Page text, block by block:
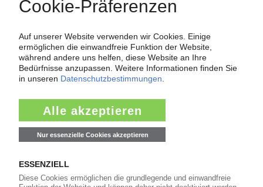
811
Veranstaltungen
42
Interviews
16
In eigener Sache
Newsletter